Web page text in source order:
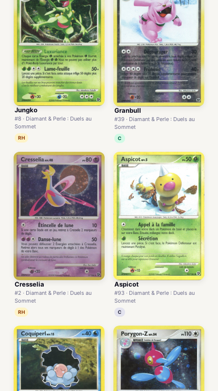
Jungko
#8 · Diamant & Perle : Duels au
Sommet
RH
Granbull
#39 · Diamant & Perle : Duels au
Sommet
C
Cresselia
#2 · Diamant & Perle : Duels au
Sommet
RH
Aspicot
#93 · Diamant & Perle : Duels au
Sommet
C